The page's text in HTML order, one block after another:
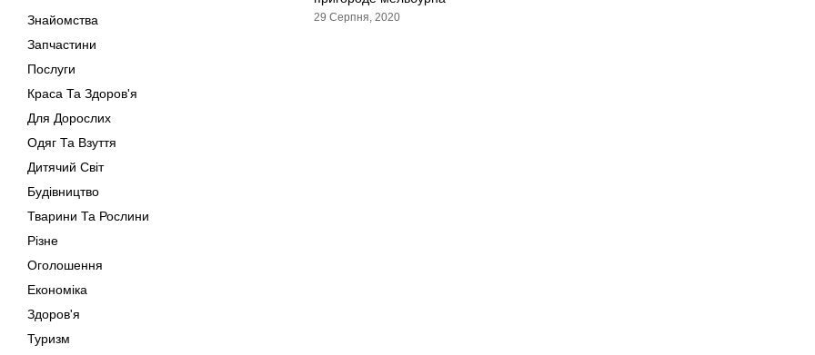
Знайомства
Запчастини
Послуги
Краса Та Здоров'я
Для Дорослих
Одяг Та Взуття
Дитячий Світ
Будівництво
Тварини Та Рослини
Різне
Оголошення
Економіка
Здоров'я
Туризм
29 Серпня, 2020